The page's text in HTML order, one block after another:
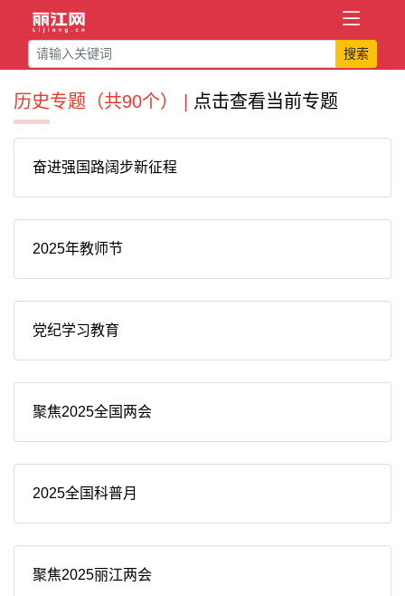
搜索
历史专题（共90个） | 点击查看当前专题
奋进强国路阔步新征程
2025年教师节
党纪学习教育
聚焦2025全国两会
2025全国科普月
聚焦2025丽江两会